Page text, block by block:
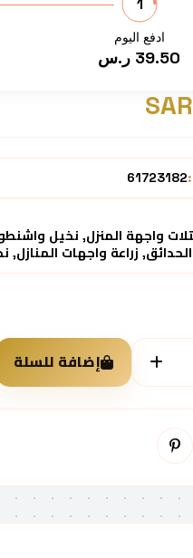
1
ادفع اليوم
39.50 ر.س
61723182
واجهة المنزل, نخيل
زراعة واجهات المنازل,
إضافة للسلة